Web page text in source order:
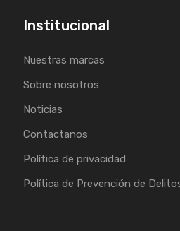
Institucional
Nuestras marcas
Sobre nosotros
Noticias
Contactanos
Política de privacidad
Política de Prevención de